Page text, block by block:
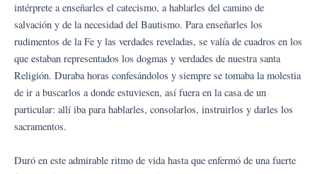
intérprete a enseñarles el catecismo, a hablarles del camino de
salvación y de la necesidad del Bautismo. Para enseñarles los
rudimentos de la Fe y las verdades reveladas, se valía de cuadros en los
que estaban representados los dogmas y verdades de nuestra santa
Religión. Duraba horas confesándolos y siempre se tomaba la molestia
de ir a buscarlos a donde estuviesen, así fuera en la casa de un
particular: allí iba para hablarles, consolarlos, instruirlos y darles los
sacramentos.
Duró en este admirable ritmo de vida hasta que enfermó de una fuerte